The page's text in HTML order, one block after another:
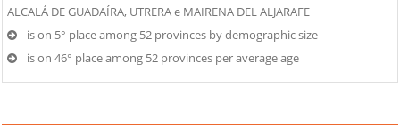
ALCALÁ DE GUADAÍRA, UTRERA e MAIRENA DEL ALJARAFE
is on 5° place among 52 provinces by demographic size
is on 46° place among 52 provinces per average age